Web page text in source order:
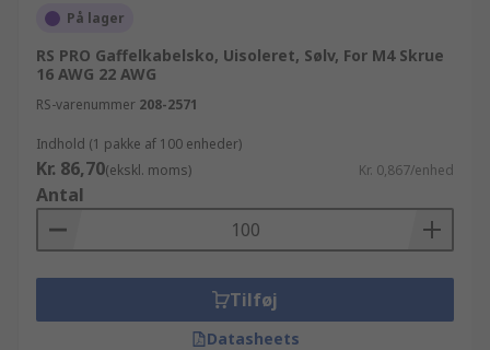
På lager
RS PRO Gaffelkabelsko, Uisoleret, Sølv, For M4 Skrue
16 AWG 22 AWG
RS-varenummer 208-2571
Indhold (1 pakke af 100 enheder)
Kr. 86,70(ekskl. moms) Kr. 0,867/enhed
Antal
Tilføj
Datasheets